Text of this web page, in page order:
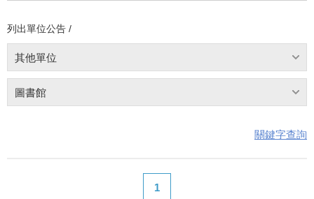
列出單位公告 /
其他單位
圖書館
關鍵字查詢
1